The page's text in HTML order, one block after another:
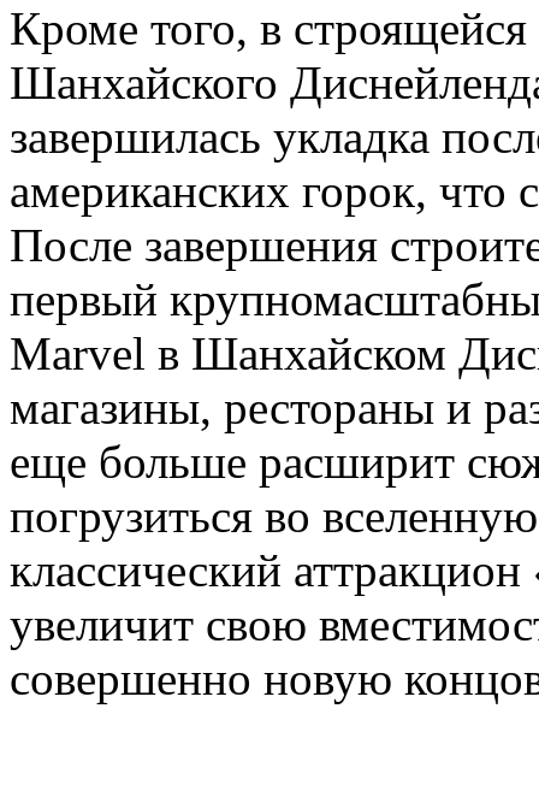
Кроме того, в строящейся
Шанхайского
завершилась укладка
американских горок, что
После завершения
первый
Marvel в Шанхайском
магазины, рестораны и
еще больше расширит
погрузиться во
классический
увеличит свою
совершенно новую